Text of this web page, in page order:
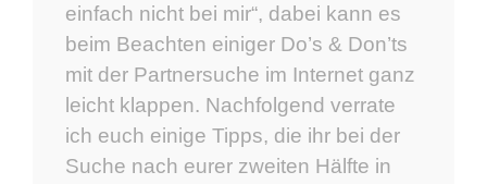
einfach nicht bei mir“, dabei kann es
beim Beachten einiger Do’s & Don’ts
mit der Partnersuche im Internet ganz
leicht klappen. Nachfolgend verrate
ich euch einige Tipps, die ihr bei der
Suche nach eurer zweiten Hälfte in